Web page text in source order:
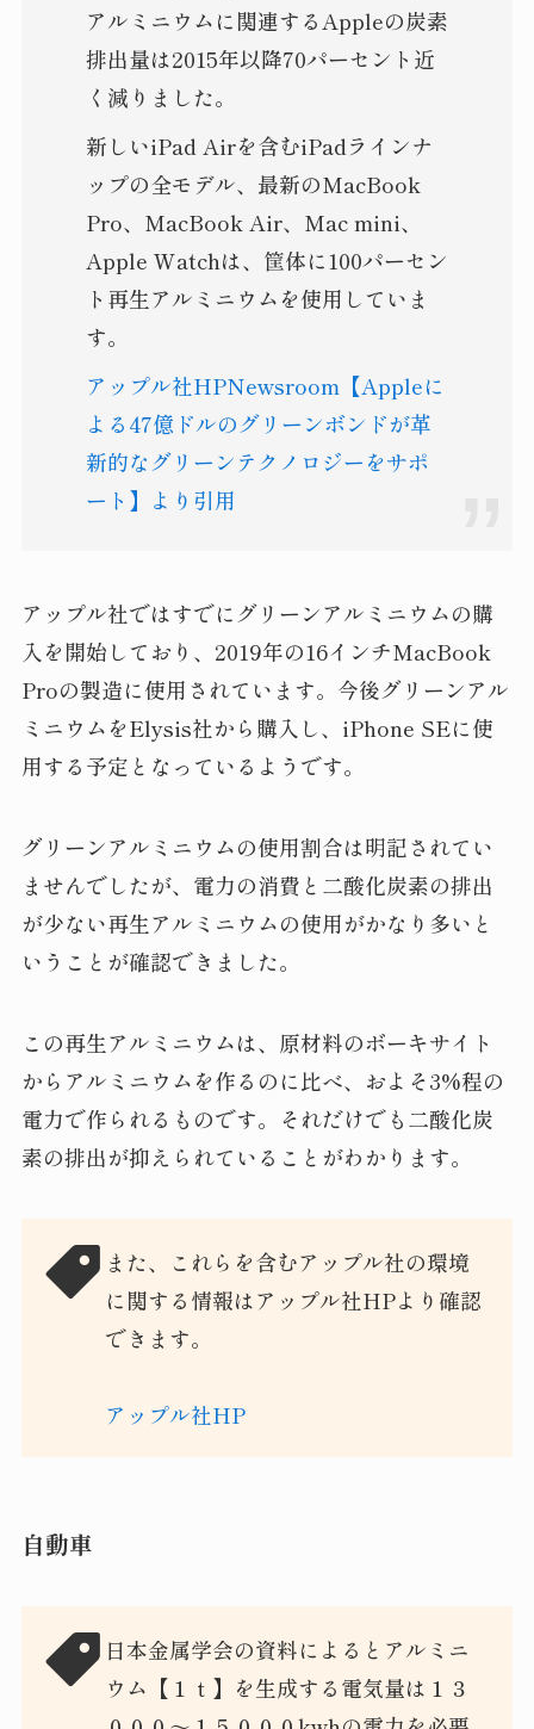
アルミニウムに関連するAppleの炭素
排出量は2015年以降70パーセント近
く減りました。
新しいiPad Airを含むiPadラインナ
ップの全モデル、最新のMacBook
Pro、MacBook Air、Mac mini、
Apple Watchは、筐体に100パーセン
ト再生アルミニウムを使用していま
す。
アップル社HPNewsroom【Appleに
よる47億ドルのグリーンボンドが革
新的なグリーンテクノロジーをサポ
ート】より引用
アップル社ではすでにグリーンアルミニウムの購
入を開始しており、2019年の16インチMacBook
Proの製造に使用されています。今後グリーンアル
ミニウムをElysis社から購入し、iPhone SEに使
用する予定となっているようです。
グリーンアルミニウムの使用割合は明記されてい
ませんでしたが、電力の消費と二酸化炭素の排出
が少ない再生アルミニウムの使用がかなり多いと
いうことが確認できました。
この再生アルミニウムは、原材料のボーキサイト
からアルミニウムを作るのに比べ、およそ3%程の
電力で作られるものです。それだけでも二酸化炭
素の排出が抑えられていることがわかります。
また、これらを含むアップル社の環境
に関する情報はアップル社HPより確認
できます。
アップル社HP
自動車
日本金属学会の資料によるとアルミニ
ウム【１ｔ】を生成する電気量は１３